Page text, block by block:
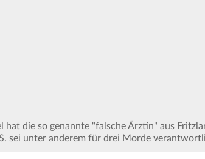
hat die so genannte "falsche Ärztin" aus
sei unter anderem für drei Morde